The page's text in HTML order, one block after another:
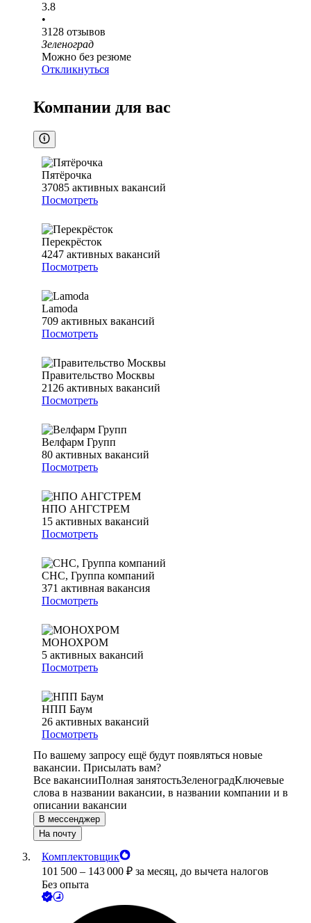
3.8
•
3128 отзывов
Зеленоград
Можно без резюме
Откликнуться
Компании для вас
Пятёрочка
37085 активных вакансий
Посмотреть
Перекрёсток
4247 активных вакансий
Посмотреть
Lamoda
709 активных вакансий
Посмотреть
Правительство Москвы
2126 активных вакансий
Посмотреть
Велфарм Групп
80 активных вакансий
Посмотреть
НПО АНГСТРЕМ
15 активных вакансий
Посмотреть
СНС, Группа компаний
371 активная вакансия
Посмотреть
МОНОХРОМ
5 активных вакансий
Посмотреть
НПП Баум
26 активных вакансий
Посмотреть
По вашему запросу ещё будут появляться новые
вакансии. Присылать вам?
Все вакансииПолная занятостьЗеленоградКлючевые
слова в названии вакансии, в названии компании и в
описании вакансии
В мессенджер
На почту
Комплектовщик
101 500 – 143 000 ₽ за месяц, до вычета налогов
Без опыта